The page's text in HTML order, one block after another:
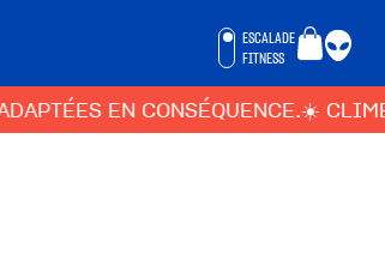
ESCALADE
FITNESS
EN CONSÉQUENCE.☀️ CLIMBING